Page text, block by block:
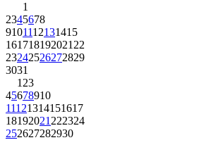
1
2345678
9101112131415
161718192021 22
23242526272829
3031
1 23
45678910
11121314151617
18192021 222324
252627282930